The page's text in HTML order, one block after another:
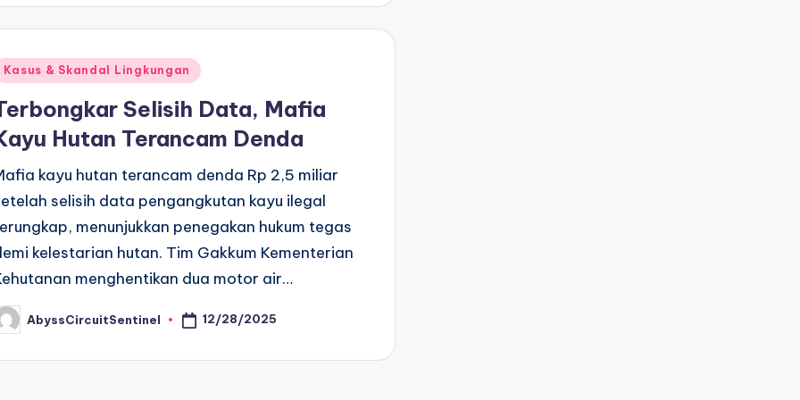
Kasus & Skandal Lingkungan
Selisih Data, Mafia
Hutan Terancam Denda
kayu hutan terancam denda Rp 2,5 miliar
selisih data pengangkutan kayu ilegal
menunjukkan penegakan hukum tegas
kelestarian hutan. Tim Gakkum Kementerian
menghentikan dua motor air…
AbyssCircuitSentinel 12/28/2025